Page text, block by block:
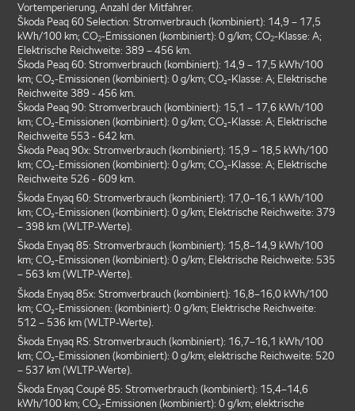
Vortemperierung, Anzahl der Mitfahrer.
Škoda Peaq 60 Selection: Stromverbrauch (kombiniert): 14,9 – 17,5
kWh/100 km; CO2-Emissionen (kombiniert): 0 g/km; CO2-Klasse: A;
Elektrische Reichweite: 389 – 456 km.
Škoda Peaq 60: Stromverbrauch (kombiniert): 14,9 – 17,5 kWh/100
km; CO₂-Emissionen (kombiniert): 0 g/km; CO₂-Klasse: A; Elektrische
Reichweite 389 - 456 km.
Škoda Peaq 90: Stromverbrauch (kombiniert): 15,1 – 17,6 kWh/100
km; CO₂-Emissionen (kombiniert): 0 g/km; CO₂-Klasse: A; Elektrische
Reichweite 553 - 642 km.
Škoda Peaq 90x: Stromverbrauch (kombiniert): 15,9 – 18,5 kWh/100
km; CO₂-Emissionen (kombiniert): 0 g/km; CO₂-Klasse: A; Elektrische
Reichweite 526 - 609 km.
Škoda Enyaq 60: Stromverbrauch (kombiniert): 17,0–16,1 kWh/100
km; CO₂-Emissionen (kombiniert): 0 g/km; Elektrische Reichweite: 379
– 398 km (WLTP-Werte).
Škoda Enyaq 85: Stromverbrauch (kombiniert): 15,8–14,9 kWh/100
km; CO₂-Emissionen (kombiniert): 0 g/km; Elektrische Reichweite: 535
– 563 km (WLTP-Werte).
Škoda Enyaq 85x: Stromverbrauch (kombiniert): 16,8–16,0 kWh/100
km; CO₂-Emissionen: (kombiniert): 0 g/km; Elektrische Reichweite:
512 – 536 km (WLTP-Werte).
Škoda Enyaq RS: Stromverbrauch (kombiniert): 16,7–16,1 kWh/100
km; CO₂-Emissionen (kombiniert): 0 g/km; elektrische Reichweite: 520
– 537 km (WLTP-Werte).
Škoda Enyaq Coupé 85: Stromverbrauch (kombiniert): 15,4–14,6
kWh/100 km; CO₂-Emissionen (kombiniert): 0 g/km; elektrische